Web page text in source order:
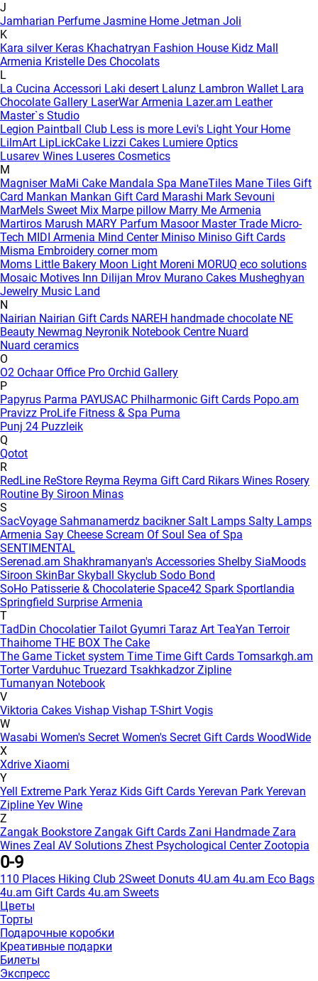
J
Jamharian Perfume Jasmine Home Jetman Joli
K
Kara silver Keras Khachatryan Fashion House Kidz Mall
Armenia Kristelle Des Chocolats
L
La Cucina Accessori Laki desert Lalunz Lambron Wallet Lara
Chocolate Gallery LaserWar Armenia Lazer.am Leather
Master`s Studio
Legion Paintball Club Less is more Levi's Light Your Home
LilmArt LipLickCake Lizzi Cakes Lumiere Optics
Lusarev Wines Luseres Cosmetics
M
Magniser MaMi Cake Mandala Spa ManeTiles Mane Tiles Gift
Card Mankan Mankan Gift Card Marashi Mark Sevouni
MarMels Sweet Mix Marpe pillow Marry Me Armenia
Martiros Marush MARY Parfum Masoor Master Trade Micro-
Tech MIDI Armenia Mind Center Miniso Miniso Gift Cards
Misma Embroidery corner mom
Moms Little Bakery Moon Light Moreni MORUQ eco solutions
Mosaic Motives Inn Dilijan Mrov Murano Cakes Musheghyan
Jewelry Music Land
N
Nairian Nairian Gift Cards NAREH handmade chocolate NE
Beauty Newmag Neyronik Notebook Centre Nuard
Nuard ceramics
O
O2 Ochaar Office Pro Orchid Gallery
P
Papyrus Parma PAYUSAC Philharmonic Gift Cards Popo.am
Pravizz ProLife Fitness & Spa Puma
Punj 24 Puzzleik
Q
Qotot
R
RedLine ReStore Reyma Reyma Gift Card Rikars Wines Rosery
Routine By Siroon Minas
S
SacVoyage Sahmanamerdz baciknerSalt Lamps Salty Lamps
Armenia Say Cheese Scream Of Soul Sea of Spa
SENTIMENTAL
Serenad.am Shakhramanyan's Accessories Shelby SiaMoods
Siroon SkinBarSkyball Skyclub Sodo Bond
SoHo Patisserie & Chocolaterie Space42 Spark Sportlandia
Springfield Surprise Armenia
T
TadDin ChocolatierTailot Gyumri Taraz Art TeaYan Terroir
Thaihome THE BOX The Cake
The Game Ticket system Time Time Gift Cards Tomsarkgh.am
Torter Varduhuc Truezard Tsakhkadzor Zipline
Tumanyan Notebook
V
Viktoria Cakes Vishap Vishap T-Shirt Vogis
W
Wasabi Women's Secret Women's Secret Gift Cards WoodWide
X
Xdrive Xiaomi
Y
Yell Extreme Park Yeraz Kids Gift Cards Yerevan Park Yerevan
Zipline Yev Wine
Z
Zangak Bookstore Zangak Gift Cards Zani Handmade Zara
Wines Zeal AV Solutions Zhest Psychological CenterZootopia
0-9
110 Places Hiking Club 2Sweet Donuts 4U.am 4u.am Eco Bags
4u.am Gift Cards 4u.am Sweets
Цветы
Торты
Подарочные коробки
Креативные подарки
Билеты
Экспресс